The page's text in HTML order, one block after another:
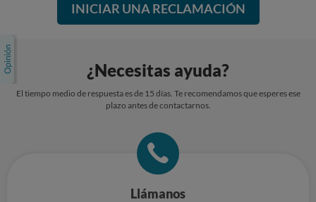
INICIAR UNA RECLAMACIÓN
¿Necesitas ayuda?
El tiempo medio de respuesta es de 15 días. Te recomendamos que esperes ese
plazo antes de contactarnos.
Llámanos